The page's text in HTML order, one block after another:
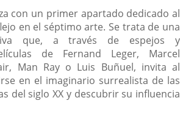
con un primer apartado dedicado al
en el séptimo arte. Se trata de una
que, a través de espejos y
de Fernand Leger, Marcel
Man Ray o Luis Buñuel, invita al
en el imaginario surrealista de las
del siglo XX y descubrir su influencia